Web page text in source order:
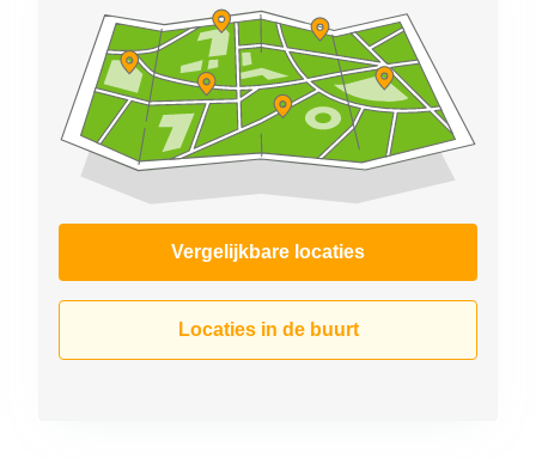
Kantoor
Hengelo
Bedrijfsruimte
Huren in
Nijmegen
Vergelijkbare locaties
Locaties in de buurt